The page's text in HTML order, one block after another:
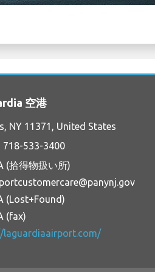
空港
NY 11371, United States
718-533-3400
(拾得物扱い所)
(Lost+Found)
(fax)
laguardiaairport.com/